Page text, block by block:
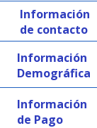
Información
de contacto
Información
Demográfica
Información
de Pago